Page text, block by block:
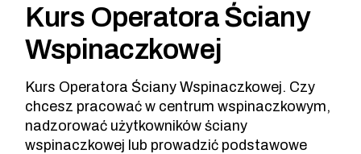
Kurs Operatora Ściany
Wspinaczkowej
Kurs Operatora Ściany Wspinaczkowej. Czy
chcesz pracować w centrum wspinaczkowym,
nadzorować użytkowników ściany
wspinaczkowej lub prowadzić podstawowe